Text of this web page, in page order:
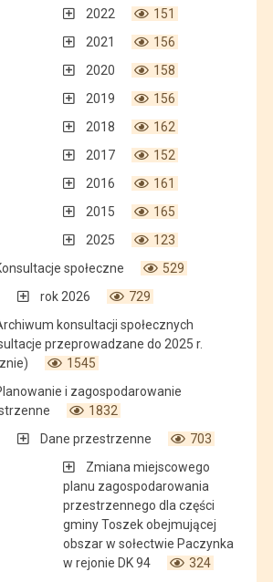
2022
151
2021
156
2020
158
2019
156
2018
162
2017
152
2016
161
2015
165
2025
123
społeczne
529
rok 2026
729
konsultacji społecznych
przeprowadzane do 2025 r.
1545
i zagospodarowanie
1832
Dane przestrzenne
703
Zmiana miejscowego
planu zagospodarowania
przestrzennego dla części
gminy Toszek obejmującej
obszar w sołectwie Paczynka
w rejonie DK 94
324